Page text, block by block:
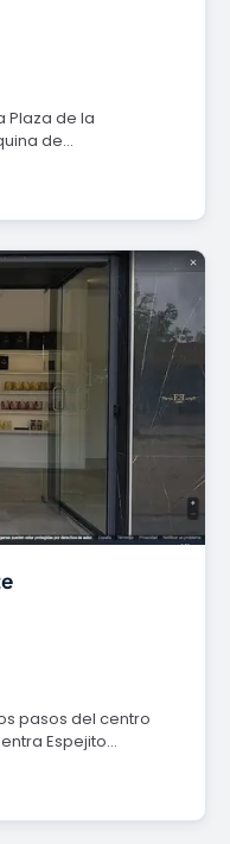
Plaza de la
de…
pasos del centro
Espejito…